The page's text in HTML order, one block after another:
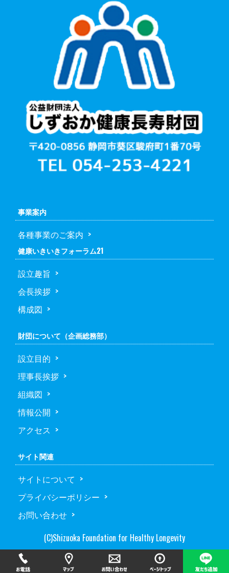
事業案内
各種事業のご案内
健康いきいきフォーラム21
設立趣旨
会長挨拶
構成図
財団について（企画総務部）
設立目的
理事長挨拶
組織図
情報公開
アクセス
サイト関連
サイトについて
プライバシーポリシー
お問い合わせ
(C)Shizuoka Foundation for Healthy Longevity